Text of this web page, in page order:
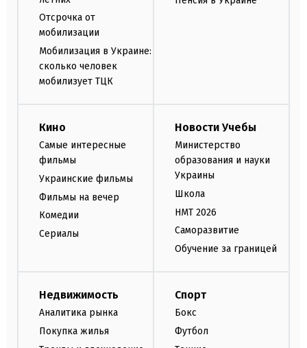
Отсрочка от
мобилизации
Мобилизация в Украине:
сколько человек
мобилизует ТЦК
Кино
Самые интересные
фильмы
Украинские фильмы
Фильмы на вечер
Комедии
Сериалы
Новости Учебы
Министерство
образования и науки
Украины
Школа
НМТ 2026
Саморазвитие
Обучение за границей
Недвижимость
Аналитика рынка
Покупка жилья
Спорт
Бокс
Футбол